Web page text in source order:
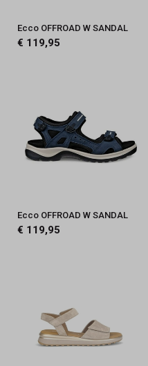
Ecco OFFROAD W SANDAL
€ 119,95
Ecco OFFROAD W SANDAL
€ 119,95